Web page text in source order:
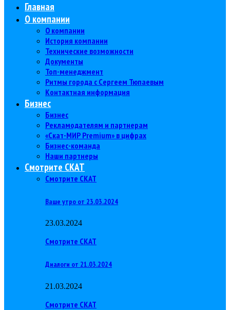
Главная
О компании
О компании
История компании
Технические возможности
Документы
Топ-менеджмент
Ритмы города с Сергеем Тюпаевым
Контактная информация
Бизнес
Бизнес
Рекламодателям и партнерам
«Скат-МИР Premium» в цифрах
Бизнес-команда
Наши партнеры
Смотрите СКАТ
Смотрите СКАТ
Ваше утро от 23.03.2024
23.03.2024
Смотрите СКАТ
Диалоги от 21.03.2024
21.03.2024
Смотрите СКАТ